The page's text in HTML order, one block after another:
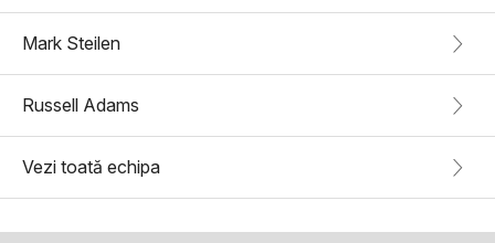
Mark Steilen
Russell Adams
Vezi toată echipa